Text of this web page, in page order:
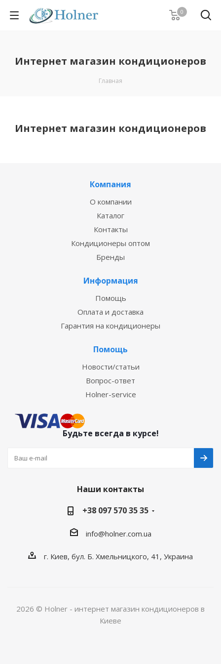
0
Интернет магазин кондиционеров
Главная
Интернет магазин кондиционеров
Компания
О компании
Каталог
Контакты
Кондиционеры оптом
Бренды
Информация
Помощь
Оплата и доставка
Гарантия на кондиционеры
Помощь
Новости/статьи
Вопрос-ответ
Holner-service
Будьте всегда в курсе!
Наши контакты
+38 097 570 35 35
info@holner.com.ua
г. Киев, бул. Б. Хмельницкого, 41, Украина
2026 © Holner - интернет магазин кондиционеров в
Киеве